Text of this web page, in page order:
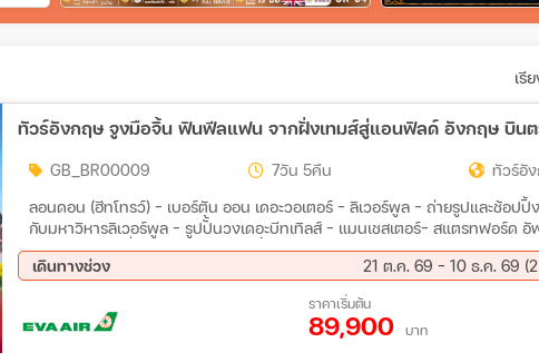
เรี
ทัวร์อังกฤษ จูงมือจิ้น ฟินฟีลแฟน จากฝั่งเทมส์สู่แอนฟิลด์ อังกฤษ บินต
GB_BR00009 7วัน 5คืน
ทัวร์อั
ลอนดอน (ฮีทโทรว์) - เบอร์ตัน ออน เดอะวอเตอร์ - ลิเวอร์พูล - ถ่ายรูปและช้อป
กับมหาวิหารลิเวอร์พูล - รูปปั้นวงเดอะบีทเทิลส์ - แมนเชสเตอร์- สแตรทฟอร์ด อั
รูปบ้านของวิลเลี่ยมเช็คสเปียร์ - ช้อปปิ้ง Bicester Village Outlet - บริสทอล-
ลอนดอน - ชมมหานครลอนดอน – มหาวิหารเวสต์มินสเตอร์ – หอนาฬิกาบิ๊กเบน
แฮม – ล่องเรือแม่น้ำเทมส์ - เยือนหมู่บ้านกรีนิช – ชมเส้นแบ่งเวลาโลก พิเศษ!! อ
อังกฤษ – ช้อปปิ้งย่านถนนอ็อกซ์ฟอร์ด – สนามบินฮีทโทรว์ พิเศษ!! เมนูเป็ดย่างโ
เดินทางช่วง
21 ต.ค. 69 - 10 ธ.ค. 69
04 ธ.ค. 69 - 10 ธ.ค. 69
ราคาเริ่มต้น
89,900 บาท